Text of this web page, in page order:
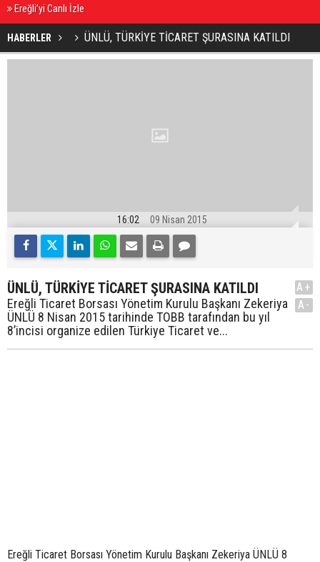
Ereğli’yi Canlı İzle
HABERLER ÜNLÜ, TÜRKİYE TİCARET ŞURASINA KATILDI
16:02 09 Nisan 2015
ÜNLÜ, TÜRKİYE TİCARET ŞURASINA KATILDI
Ereğli Ticaret Borsası Yönetim Kurulu Başkanı Zekeriya
ÜNLÜ 8 Nisan 2015 tarihinde TOBB tarafından bu yıl
8’incisi organize edilen Türkiye Ticaret ve...
A+
A-
Ereğli Ticaret Borsası Yönetim Kurulu Başkanı Zekeriya ÜNLÜ 8